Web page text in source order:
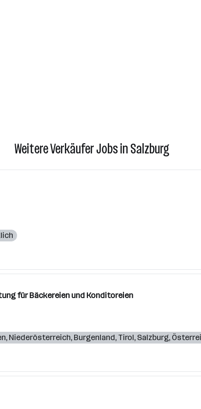
Weitere Verkäufer Jobs in Salzburg
für Bäckereien und Konditoreien
, Niederösterreich, Burgenland, Tirol, Salzburg,